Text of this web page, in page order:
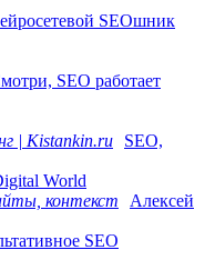
SEOшник
SEO работает
SEO,
World
Алексей
SEO